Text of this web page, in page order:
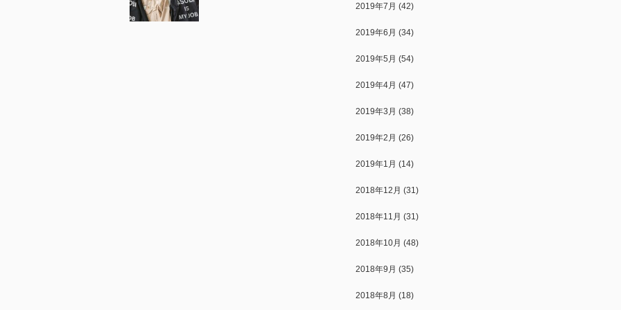
2019年7月 (42)
2019年6月 (34)
2019年5月 (54)
2019年4月 (47)
2019年3月 (38)
2019年2月 (26)
2019年1月 (14)
2018年12月 (31)
2018年11月 (31)
2018年10月 (48)
2018年9月 (35)
2018年8月 (18)